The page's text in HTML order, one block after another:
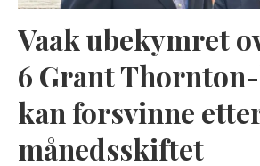
Vaak ubekymret
6 Grant
kan forsvinne
månedsskiftet